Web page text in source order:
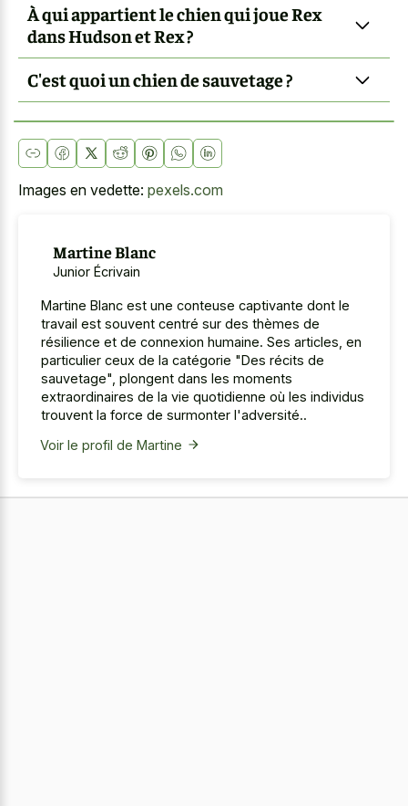
À qui appartient le chien qui joue Rex
dans Hudson et Rex ?
C'est quoi un chien de sauvetage ?
Images en vedette: pexels.com
Martine Blanc
Junior Écrivain
Martine Blanc est une conteuse captivante dont le
travail est souvent centré sur des thèmes de
résilience et de connexion humaine. Ses articles, en
particulier ceux de la catégorie "Des récits de
sauvetage", plongent dans les moments
extraordinaires de la vie quotidienne où les individus
trouvent la force de surmonter l'adversité..
Voir le profil de Martine